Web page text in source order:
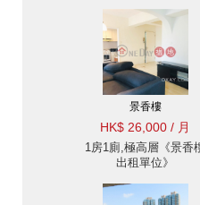
景香樓
HK$ 26,000 / 月
1房1廁,極高層《景香
出租單位》